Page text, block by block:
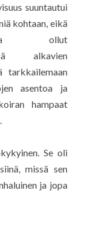
suuntautui
kohtaan, eikä
ollut
alkavien
tarkkailemaan
asentoa ja
hampaat
Se oli
missä sen
ja jopa